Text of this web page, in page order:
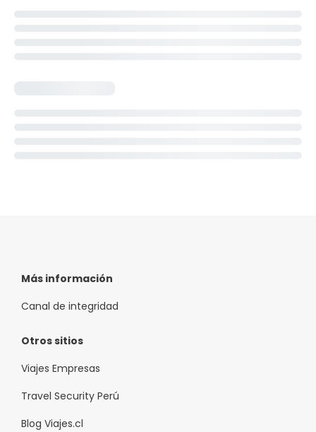
Más información
Canal de integridad
Otros sitios
Viajes Empresas
Travel Security Perú
Blog Viajes.cl